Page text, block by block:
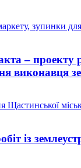
зупинки
– проекту
виконавця
із